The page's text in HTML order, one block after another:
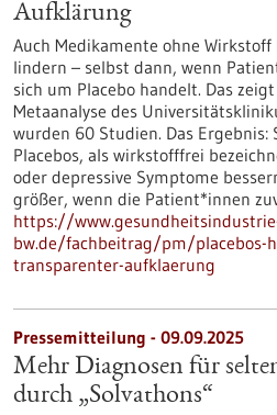
Aufklärung
Auch Medikamente ohne Wirkstoff
lindern – selbst dann, wenn
sich um Placebo handelt. Das
Metaanalyse des
wurden 60 Studien. Das Ergebnis:
Placebos, als wirkstofffrei
oder depressive Symptome
größer, wenn die Patient*innen
https://
bw.de/fachbeitrag/pm/placebos-
transparenter-aufklaerung
Pressemitteilung - 09.09.2025
Mehr Diagnosen für
durch „Solvathons“